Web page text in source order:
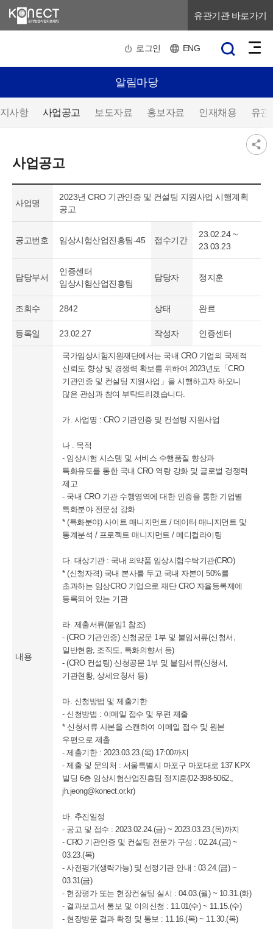
유관기관 바로가기
로그인 ENG
알림마당
사항 사업공고 보도자료 홍보자료 인재채용 유관
사업공고
사업명
2023년 CRO 기관인증 및 컨설팅 지원사업 시행계획
공고
공고번호 임상시험산업진흥팀-45 접수기간
23.02.24 ~
23.03.23
담당부서
인증센터
임상시험산업진흥팀
담당자 정지훈
조회수 2842 상태 완료
등록일 23.02.27 작성자 인증센터
내용
국가임상시험지원재단에서는 국내 CRO 기업의 국제적
신뢰도 향상 및 경쟁력 확보를 위하여 2023년도「CRO
기관인증 및 컨설팅 지원사업」을 시행하고자 하오니
많은 관심과 참여 부탁드리겠습니다.
가. 사업명 : CRO 기관인증 및 컨설팅 지원사업
나 . 목적
- 임상시험 시스템 및 서비스 수행품질 향상과
특화유도를 통한 국내 CRO 역량 강화 및 글로벌 경쟁력
제고
- 국내 CRO 기관 수행영역에 대한 인증을 통한 기업별
특화분야 전문성 강화
* (특화분야) 사이트 매니지먼트 / 데이터 매니지먼트 및
통계분석 / 프로젝트 매니지먼트 / 메디컬라이팅
다. 대상기관 : 국내 의약품 임상시험수탁기관(CRO)
* (신청자격) 국내 본사를 두고 국내 자본이 50%를
초과하는 임상CRO 기업으로 재단 CRO 자율등록제에
등록되어 있는 기관
라. 제출서류(붙임1 참조)
- (CRO 기관인증) 신청공문 1부 및 붙임서류(신청서,
일반현황, 조직도, 특화의향서 등)
- (CRO 컨설팅) 신청공문 1부 및 붙임서류(신청서,
기관현황, 상세요청서 등)
마. 신청방법 및 제출기한
- 신청방법 : 이메일 접수 및 우편 제출
* 신청서류 사본을 스캔하여 이메일 접수 및 원본
우편으로 제출
- 제출기한 : 2023.03.23.(목) 17:00까지
- 제출 및 문의처 : 서울특별시 마포구 마포대로 137 KPX
빌딩 6층 임상시험산업진흥팀 정지훈(02-398-5062.,
jh.jeong@konect.or.kr)
바. 추진일정
- 공고 및 접수 : 2023.02.24.(금) ~ 2023.03.23.(목)까지
- CRO 기관인증 및 컨설팅 전문가 구성 : 02.24.(금) ~
03.23.(목)
- 사전평가(생략가능) 및 선정기관 안내 : 03.24.(금) ~
03.31(금)
- 현장평가 또는 현장컨설팅 실시 : 04.03.(월) ~ 10.31.(화)
- 결과보고서 통보 및 이의신청 : 11.01(수) ~ 11.15.(수)
- 현장방문 결과 확정 및 통보 : 11.16.(목) ~ 11.30.(목)